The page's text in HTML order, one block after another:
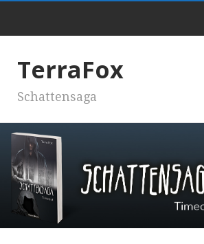
TerraFox
Schattensaga